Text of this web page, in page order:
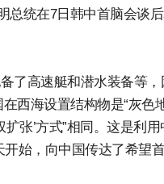
总统在7日韩中首脑会谈
了高速艇和潜水装备等，
西海设置结构物是“灰色
张’方式”相同。这是利用
始，向中国传达了希望